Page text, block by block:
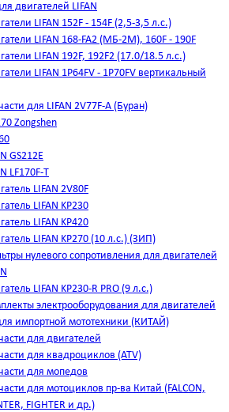
двигателей LIFAN
LIFAN 152F - 154F (2,5-3,5 л.с.)
LIFAN 168-FA2 (МБ-2М), 160F - 190F
LIFAN 192F, 192F2 (17.0/18.5 л.с.)
LIFAN 1Р64FV - 1Р70FV вертикальный
для LIFAN 2V77F-A (Буран)
Zongshen
GS212E
LF170F-T
LIFAN 2V80F
LIFAN KP230
LIFAN KP420
LIFAN KP270 (10 л.с.) (ЗИП)
нулевого сопротивления для двигателей
LIFAN KP230-R PRO (9 л.с.)
электрооборудования для двигателей
импортной мототехники (КИТАЙ)
для двигателей
для квадроциклов (ATV)
для мопедов
для мотоциклов пр-ва Китай (FALCON,
FIGHTER и др.)